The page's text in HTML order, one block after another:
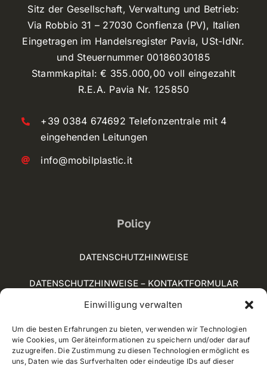
Einwilligung verwalten
Um die besten Erfahrungen zu bieten, verwenden wir Technologien
wie Cookies, um Geräteinformationen zu speichern und/oder darauf
zuzugreifen. Die Zustimmung zu diesen Technologien ermöglicht es
uns, Daten wie das Surfverhalten oder eindeutige IDs auf dieser
Sitz der Gesellschaft, Verwaltung und Betrieb:
Via Robbio 31 – 27030 Confienza (PV), Italien
Eingetragen im Handelsregister Pavia, USt-IdNr.
und Steuernummer 00186030185
Stammkapital: € 355.000,00 voll eingezahlt
R.E.A. Pavia Nr. 125850
+39 0384 674692 Telefonzentrale mit 4
eingehenden Leitungen
info@mobilplastic.it
Policy
DATENSCHUTZHINWEISE
DATENSCHUTZHINWEISE – KONTAKTFORMULAR
SOCIAL-MEDIA-RICHTLINIE
COOKIE POLICY (UE)
WHISTLEBLOWING